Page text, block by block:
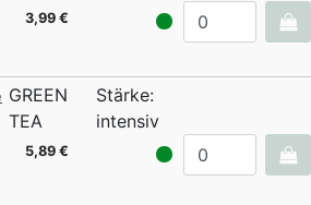
3,99 €
GREEN
TEA
Stärke:
intensiv
5,89 €